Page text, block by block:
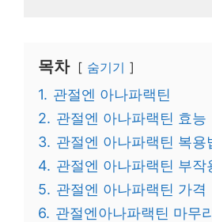
목차 숨기기
1. 관절엔 아나파랙틴
2. 관절엔 아나파랙틴 효능
3. 관절엔 아나파랙틴 복용
4. 관절엔 아나파랙틴 부작
5. 관절엔 아나파랙틴 가격
6. 관절엔아나파랙틴 마무